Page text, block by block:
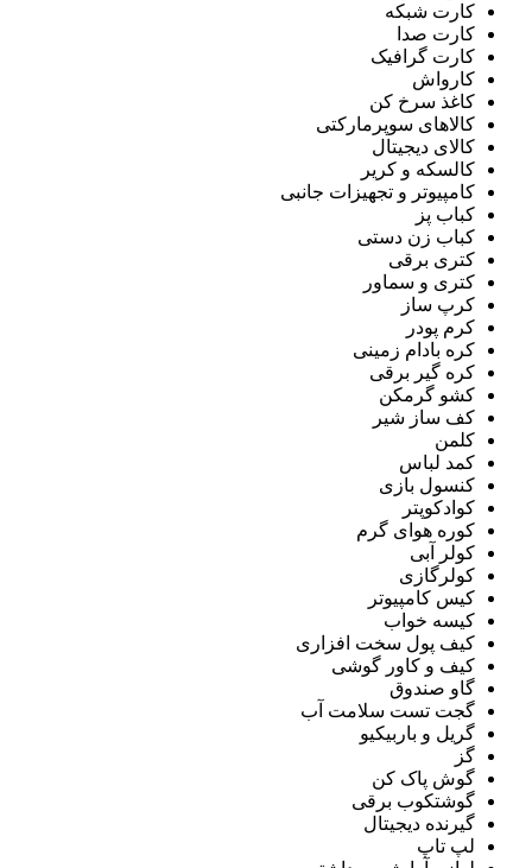
کارت شبکه
کارت صدا
کارت گرافیک
کارواش
کاغذ سرخ کن
کالاهای سوپرمارکتی
کالای دیجیتال
کالسکه و کریر
کامپیوتر و تجهیزات جانبی
کباب پز
کباب زن دستی
کتری برقی
کتری و سماور
کرپ ساز
کرم پودر
کره بادام زمینی
کره گیر برقی
کشو گرمکن
کف ساز شیر
کلمن
کمد لباس
کنسول بازی
کوادکوپتر
کوره هوای گرم
کولر آبی
کولرگازی
کیس کامپیوتر
کیسه خواب
کیف پول سخت افزاری
کیف و کاور گوشی
گاو صندوق
گجت تست سلامت آب
گریل و باربیکیو
گز
گوش پاک کن
گوشتکوب برقی
گیرنده دیجیتال
لپ تاپ